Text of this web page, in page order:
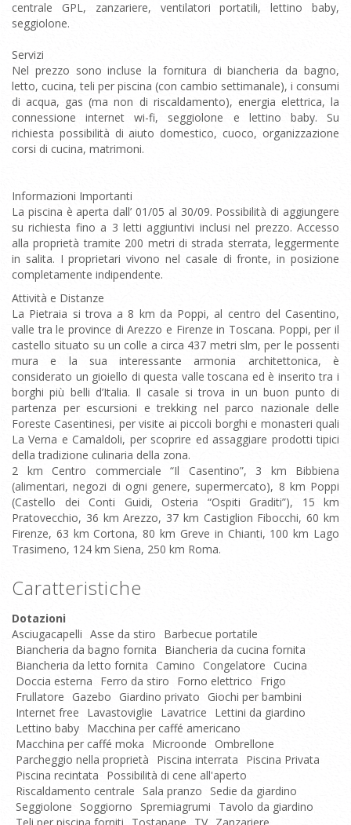
centrale GPL, zanzariere, ventilatori portatili, lettino baby,
seggiolone.
Servizi
Nel prezzo sono incluse la fornitura di biancheria da bagno,
letto, cucina, teli per piscina (con cambio settimanale), i consumi
di acqua, gas (ma non di riscaldamento), energia elettrica, la
connessione internet wi-fi, seggiolone e lettino baby. Su
richiesta possibilità di aiuto domestico, cuoco, organizzazione
corsi di cucina, matrimoni.
Informazioni Importanti
La piscina è aperta dall’ 01/05 al 30/09. Possibilità di aggiungere
su richiesta fino a 3 letti aggiuntivi inclusi nel prezzo. Accesso
alla proprietà tramite 200 metri di strada sterrata, leggermente
in salita. I proprietari vivono nel casale di fronte, in posizione
completamente indipendente.
Attività e Distanze
La Pietraia si trova a 8 km da Poppi, al centro del Casentino,
valle tra le province di Arezzo e Firenze in Toscana. Poppi, per il
castello situato su un colle a circa 437 metri slm, per le possenti
mura e la sua interessante armonia architettonica, è
considerato un gioiello di questa valle toscana ed è inserito tra i
borghi più belli d’Italia. Il casale si trova in un buon punto di
partenza per escursioni e trekking nel parco nazionale delle
Foreste Casentinesi, per visite ai piccoli borghi e monasteri quali
La Verna e Camaldoli, per scoprire ed assaggiare prodotti tipici
della tradizione culinaria della zona.
2 km Centro commerciale “Il Casentino”, 3 km Bibbiena
(alimentari, negozi di ogni genere, supermercato), 8 km Poppi
(Castello dei Conti Guidi, Osteria “Ospiti Graditi”), 15 km
Pratovecchio, 36 km Arezzo, 37 km Castiglion Fibocchi, 60 km
Firenze, 63 km Cortona, 80 km Greve in Chianti, 100 km Lago
Trasimeno, 124 km Siena, 250 km Roma.
Caratteristiche
Dotazioni
Asciugacapelli Asse da stiro
Barbecue portatile
Biancheria da bagno fornita
Biancheria da cucina fornita
Biancheria da letto fornita
Camino Congelatore
Cucina
Doccia esterna
Ferro da stiro Forno elettrico
Frigo
Frullatore
Gazebo Giardino privato
Giochi per bambini
Internet free
Lavastoviglie Lavatrice
Lettini da giardino
Lettino baby Macchina per caffé americano
Macchina per caffé moka
Microonde
Ombrellone
Parcheggio nella proprietà
Piscina interrata
Piscina Privata
Piscina recintata
Possibilità di cene all'aperto
Riscaldamento centrale
Sala pranzo
Sedie da giardino
Seggiolone Soggiorno Spremiagrumi
Tavolo da giardino